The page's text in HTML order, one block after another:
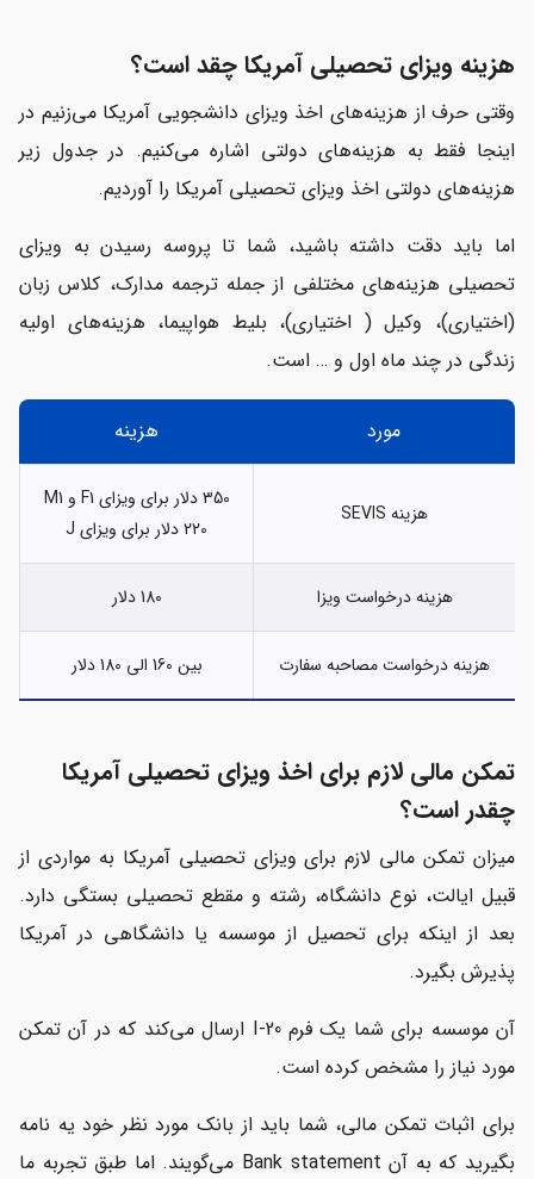
هزینه ویزای تحصیلی آمریکا چقد است؟
وقتی حرف از هزینه‌های اخذ ویزای دانشجویی آمریکا می‌زنیم در
اینجا فقط به هزینه‌های دولتی اشاره می‌کنیم. در جدول زیر
هزینه‌های دولتی اخذ ویزای تحصیلی آمریکا را آوردیم.
اما باید دقت داشته باشید، شما تا پروسه رسیدن به ویزای
تحصیلی هزینه‌های مختلفی از جمله ترجمه مدارک، کلاس زبان
(اختیاری)، وکیل ( اختیاری)، بلیط هواپیما، هزینه‌های اولیه
زندگی در چند ماه اول و … است.
مورد هزینه
هزینه SEVIS
350 دلار برای ویزای F1 و M1
220 دلار برای ویزای J
هزینه درخواست ویزا 180 دلار
هزینه درخواست مصاحبه سفارت بین 160 الی 180 دلار
تمکن مالی لازم برای اخذ ویزای تحصیلی آمریکا
چقدر است؟
میزان تمکن مالی لازم برای ویزای تحصیلی آمریکا به مواردی از
قبیل ایالت، نوع دانشگاه، رشته و مقطع تحصیلی بستگی دارد.
بعد از اینکه برای تحصیل از موسسه یا دانشگاهی در آمریکا
پذیرش بگیرد.
آن موسسه برای شما یک فرم I-20 ارسال می‌کند که در آن تمکن
مورد نیاز را مشخص کرده است.
برای اثبات تمکن مالی، شما باید از بانک مورد نظر خود یه نامه
بگیرید که به آن Bank statement می‌گویند. اما طبق تجربه ما